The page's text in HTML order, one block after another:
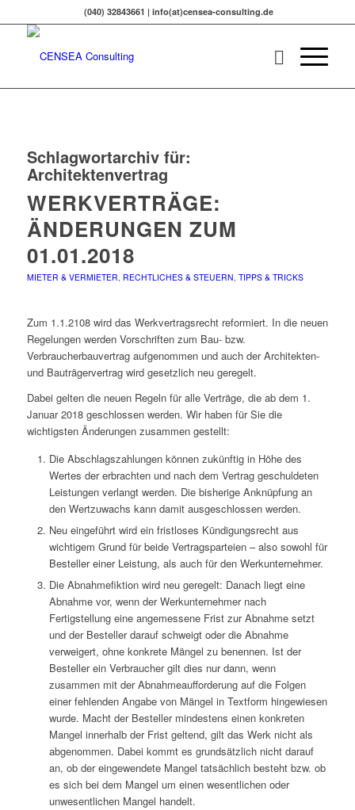
(040) 32843661 | info(at)censea-consulting.de
Schlagwortarchiv für:
Architektenvertrag
WERKVERTRÄGE:
ÄNDERUNGEN ZUM
01.01.2018
MIETER & VERMIETER, RECHTLICHES & STEUERN, TIPPS & TRICKS
Zum 1.1.2108 wird das Werkvertragsrecht reformiert. In die neuen
Regelungen werden Vorschriften zum Bau- bzw.
Verbraucherbauvertrag aufgenommen und auch der Architekten-
und Bauträgervertrag wird gesetzlich neu geregelt.
Dabei gelten die neuen Regeln für alle Verträge, die ab dem 1.
Januar 2018 geschlossen werden. Wir haben für Sie die
wichtigsten Änderungen zusammen gestellt:
Die Abschlagszahlungen können zukünftig in Höhe des
Wertes der erbrachten und nach dem Vertrag geschuldeten
Leistungen verlangt werden. Die bisherige Anknüpfung an
den Wertzuwachs kann damit ausgeschlossen werden.
Neu eingeführt wird ein fristloses Kündigungsrecht aus
wichtigem Grund für beide Vertragsparteien – also sowohl für
Besteller einer Leistung, als auch für den Werkunternehmer.
Die Abnahmefiktion wird neu geregelt: Danach liegt eine
Abnahme vor, wenn der Werkunternehmer nach
Fertigstellung eine angemessene Frist zur Abnahme setzt
und der Besteller darauf schweigt oder die Abnahme
verweigert, ohne konkrete Mängel zu benennen. Ist der
Besteller ein Verbraucher gilt dies nur dann, wenn
zusammen mit der Abnahmeaufforderung auf die Folgen
einer fehlenden Angabe von Mängel in Textform hingewiesen
wurde. Macht der Besteller mindestens einen konkreten
Mangel innerhalb der Frist geltend, gilt das Werk nicht als
abgenommen. Dabei kommt es grundsätzlich nicht darauf
an, ob der eingewendete Mangel tatsächlich besteht bzw. ob
es sich bei dem Mangel um einen wesentlichen oder
unwesentlichen Mangel handelt.